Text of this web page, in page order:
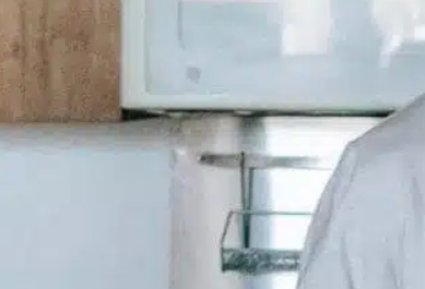
Zauważenie, że pies drapie pościel może być
zastanawiające. Zachowanie to, choć
pozornie dziwne, często ma swoje źródło w
instynktownych działaniach i potrzebach
emocjonalnych. Rozpoznanie przyczyn tego
drapania może pomóc wzmocnić więź, którą
dzielisz ze swoim futrzanym przyjacielem.
Zachowania instynktowne Psy są
stworzeniami z przyzwyczajenia, a ich
zachowanie związane z drapaniem można
prześledzić wstecz do ich…